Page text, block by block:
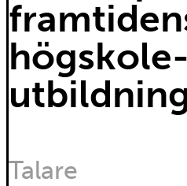
högskole-
Talare